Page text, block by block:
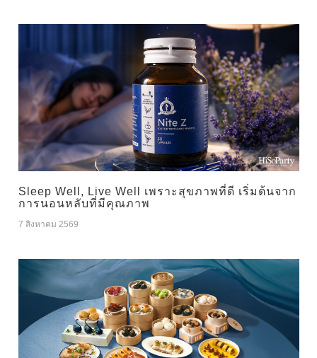
Sleep Well, Live Well เพราะสุขภาพที่ดี เริ่มต้นจาก
การนอนหลับที่มีคุณภาพ
7 สิงหาคม 2569